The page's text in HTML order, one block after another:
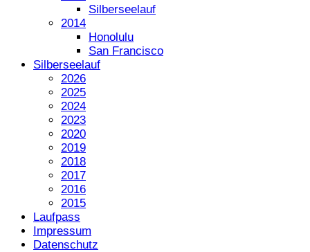
Silberseelauf
2014
Honolulu
San Francisco
Silberseelauf
2026
2025
2024
2023
2020
2019
2018
2017
2016
2015
Laufpass
Impressum
Datenschutz